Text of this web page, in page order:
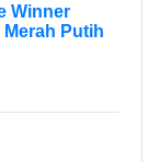
Winner
Merah Putih